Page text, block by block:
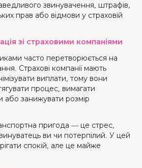
звинувачення, штрафів,
прав або відмови у страховій
зі страховими компаніями
часто перетворюється на
Страхові компанії мають
виплати, тому вони
процес, вимагати
або занижувати розмір
пригода — це стрес,
ви чи потерпілий. У цей
спокій, але це майже